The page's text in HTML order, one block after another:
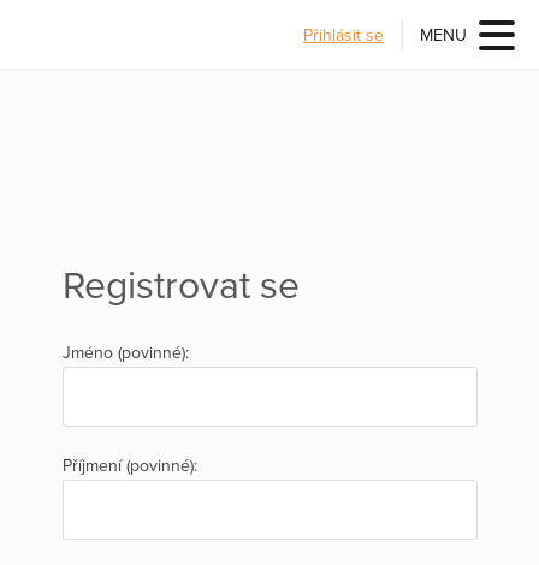
Přihlásit se MENU
Registrovat se
Jméno (povinné):
Příjmení (povinné):